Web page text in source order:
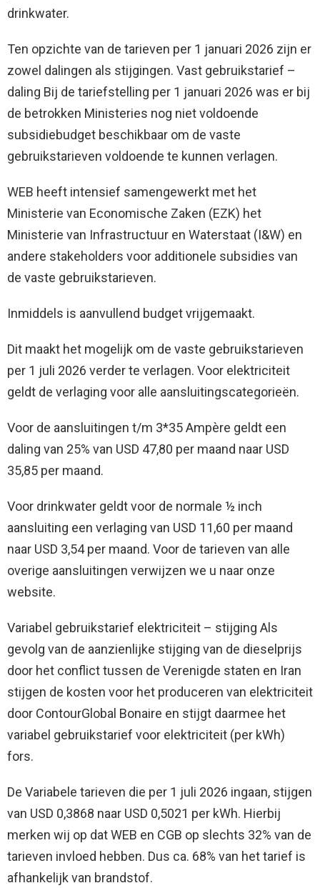
drinkwater.
Ten opzichte van de tarieven per 1 januari 2026 zijn er
zowel dalingen als stijgingen. Vast gebruikstarief –
daling Bij de tariefstelling per 1 januari 2026 was er bij
de betrokken Ministeries nog niet voldoende
subsidiebudget beschikbaar om de vaste
gebruikstarieven voldoende te kunnen verlagen.
WEB heeft intensief samengewerkt met het
Ministerie van Economische Zaken (EZK) het
Ministerie van Infrastructuur en Waterstaat (I&W) en
andere stakeholders voor additionele subsidies van
de vaste gebruikstarieven.
Inmiddels is aanvullend budget vrijgemaakt.
Dit maakt het mogelijk om de vaste gebruikstarieven
per 1 juli 2026 verder te verlagen. Voor elektriciteit
geldt de verlaging voor alle aansluitingscategorieën.
Voor de aansluitingen t/m 3*35 Ampère geldt een
daling van 25% van USD 47,80 per maand naar USD
35,85 per maand.
Voor drinkwater geldt voor de normale ½ inch
aansluiting een verlaging van USD 11,60 per maand
naar USD 3,54 per maand. Voor de tarieven van alle
overige aansluitingen verwijzen we u naar onze
website.
Variabel gebruikstarief elektriciteit – stijging Als
gevolg van de aanzienlijke stijging van de dieselprijs
door het conflict tussen de Verenigde staten en Iran
stijgen de kosten voor het produceren van elektriciteit
door ContourGlobal Bonaire en stijgt daarmee het
variabel gebruikstarief voor elektriciteit (per kWh)
fors.
De Variabele tarieven die per 1 juli 2026 ingaan, stijgen
van USD 0,3868 naar USD 0,5021 per kWh. Hierbij
merken wij op dat WEB en CGB op slechts 32% van de
tarieven invloed hebben. Dus ca. 68% van het tarief is
afhankelijk van brandstof.